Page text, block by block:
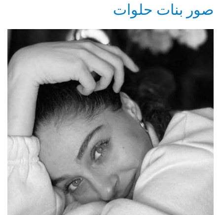
صور بنات حلوات